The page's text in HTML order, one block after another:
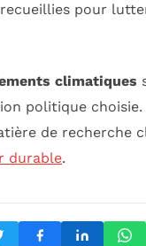
recueillies pour
climatiques
politique choisie.
de recherche
durable.